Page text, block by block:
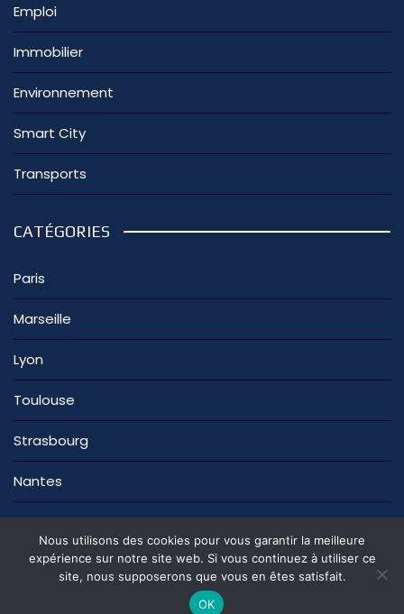
Emploi
Immobilier
Environnement
Smart City
Transports
CATÉGORIES
Paris
Marseille
Lyon
Toulouse
Strasbourg
Nantes
La rédaction Nous contacter
Mentions légales
Politique de confidentialité
Nous utilisons des cookies pour vous garantir la meilleure
expérience sur notre site web. Si vous continuez à utiliser ce
site, nous supposerons que vous en êtes satisfait.
OK